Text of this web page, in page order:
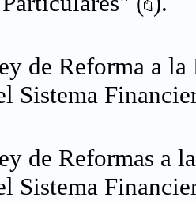
de Reforma a
Sistema
de Reformas a
Sistema